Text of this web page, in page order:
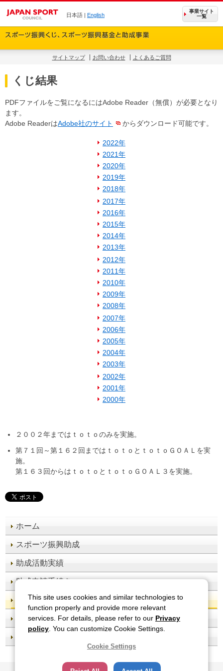
日本語 | English
事業サイト
一覧
サイトマップ お問い合わせ よくあるご質問
ホーム
スポーツ振興助成
助成活動実績
助成申請手続き
お知らせ
報道発表
くじ結果
PDFファイルをご覧になるにはAdobe Reader（無償）が必要となり
ます。
Adobe ReaderはAdobe社のサイト からダウンロード可能です。
2022年
2021年
2020年
2019年
2018年
2017年
2016年
2015年
2014年
2013年
2012年
2011年
2010年
2009年
2008年
2007年
2006年
2005年
2004年
2003年
2002年
2001年
2000年
２００２年まではｔｏｔｏのみを実施。
第７１回～第１６２回まではｔｏｔｏとｔｏｔｏＧＯＡＬを実
施。
第１６３回からはｔｏｔｏとｔｏｔｏＧＯＡＬ３を実施。
サイトのご利用について 関連サイト プライバシーポリシー
This site uses cookies and similar technologies to
function properly and provide more relevant
services. For details, please refer to our Privacy
policy . You can customize Cookie Settings.
Cookie Settings